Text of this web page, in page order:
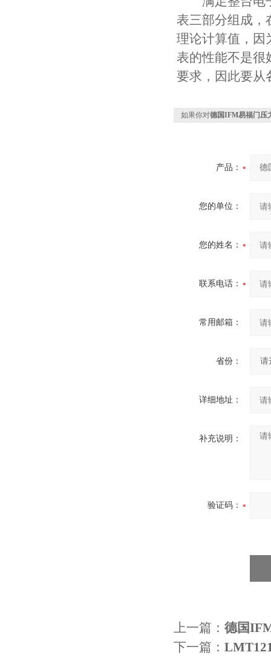
表三部分组成，
理论计算值，因
表的性能不是很
要求，因此要从
如果你对德国IFM易福门压
产品：
您的单位：
您的姓名：
联系电话：
常用邮箱：
省份：
详细地址：
补充说明：
验证码：
上一篇： 德国
下一篇：